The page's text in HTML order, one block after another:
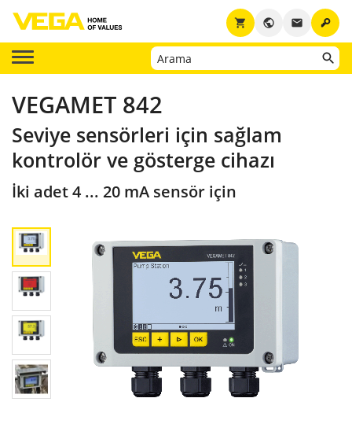
key
email
public
shopping_cart
VEGAMET 842
Seviye sensörleri için sağlam
kontrolör ve gösterge cihazı
İki adet 4 ... 20 mA sensör için